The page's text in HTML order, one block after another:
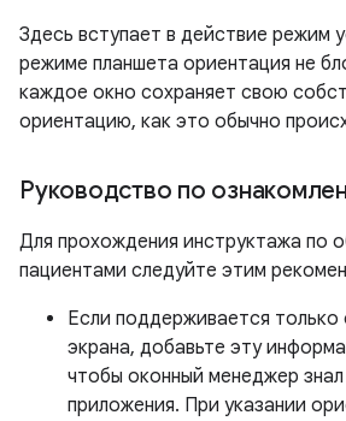
Здесь вступает в действие режим
режиме планшета ориентация не
каждое окно сохраняет свою
ориентацию, как это обычно
Руководство по
Для прохождения инструктажа по
пациентами следуйте этим
Если поддерживается только
экрана, добавьте эту
чтобы оконный менеджер
приложения. При указании